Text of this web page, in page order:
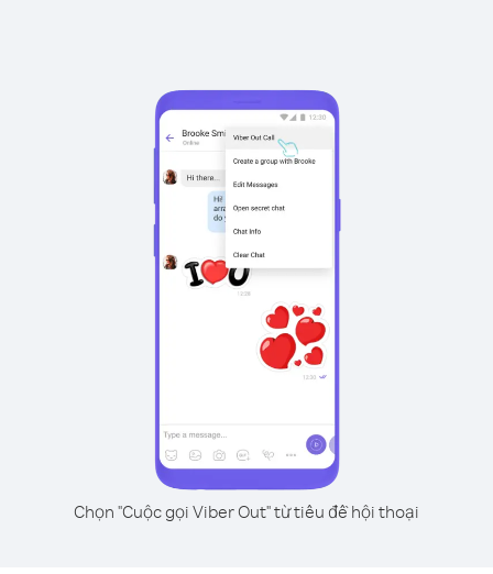
Chọn "Cuộc gọi Viber Out" từ tiêu đề hội thoại